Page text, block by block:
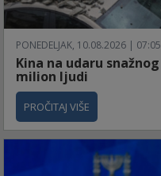
PONEDELJAK, 10.08.2026 | 07:05
Kina na udaru
milion ljudi
PROČITAJ VIŠE